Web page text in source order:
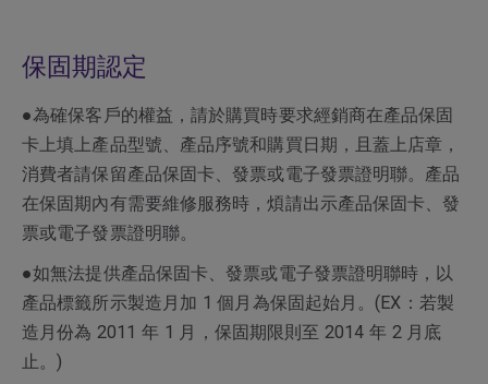
保固期認定
●為確保客戶的權益，請於購買時要求經銷商在產品保固
卡上填上產品型號、產品序號和購買日期，且蓋上店章，
消費者請保留產品保固卡、發票或電子發票證明聯。產品
在保固期內有需要維修服務時，煩請出示產品保固卡、發
票或電子發票證明聯。
●如無法提供產品保固卡、發票或電子發票證明聯時，以
產品標籤所示製造月加 1 個月為保固起始月。(EX：若製
造月份為 2011 年 1 月，保固期限則至 2014 年 2 月底
止。)